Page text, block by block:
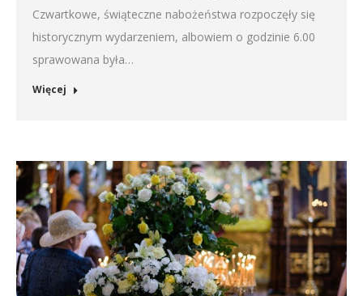
Czwartkowe, świąteczne nabożeństwa rozpoczęły się
historycznym wydarzeniem, albowiem o godzinie 6.00
sprawowana była…
Więcej